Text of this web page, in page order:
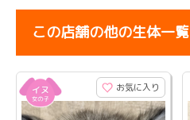
この店舗の他の生体一覧
お気に入り